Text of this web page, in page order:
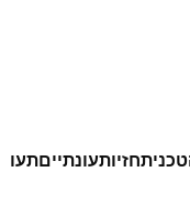
טכניתחזיותעונתיים